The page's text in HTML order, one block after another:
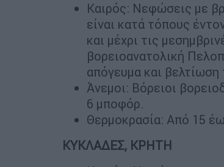
Καιρός: Νεφώσεις με
είναι κατά τόπους
και μέχρι τις
βορειοανατολική
απόγευμα και βελτίωση
Άνεμοι: Βόρειοι
6 μποφόρ.
Θερμοκρασία: Από 15
ΚΥΚΛΑΔΕΣ, ΚΡΗΤΗ